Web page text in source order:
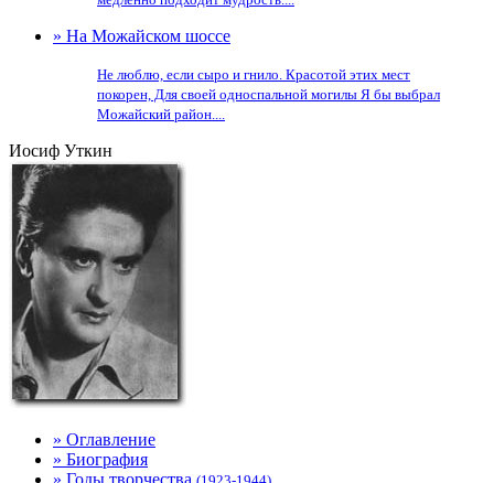
» На Можайском шоссе
Не люблю, если сыро и гнило. Красотой этих мест
покорен, Для своей односпальной могилы Я бы выбрал
Можайский район....
Иосиф Уткин
» Оглавление
» Биография
» Годы творчества